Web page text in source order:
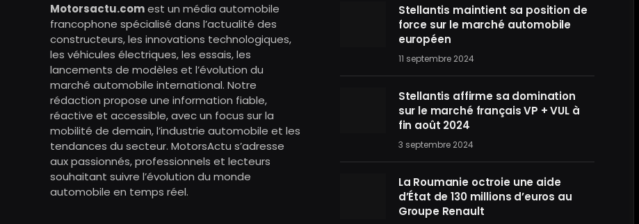
Motorsactu.comest un média automobile
francophone spécialisé dans l’actualité des
constructeurs, les innovations technologiques,
les véhicules électriques, les essais, les
lancements de modèles et l’évolution du
marché automobile international. Notre
rédaction propose une information fiable,
réactive et accessible, avec un focus sur la
mobilité de demain, l’industrie automobile et les
tendances du secteur. MotorsActu s’adresse
aux passionnés, professionnels et lecteurs
souhaitant suivre l’évolution du monde
automobile en temps réel.
Stellantis maintient sa position de
force sur le marché automobile
européen
11 septembre 2024
Stellantis affirme sa domination
sur le marché français VP + VUL à
fin août 2024
3 septembre 2024
La Roumanie octroie une aide
d’État de 130 millions d’euros au
Groupe Renault